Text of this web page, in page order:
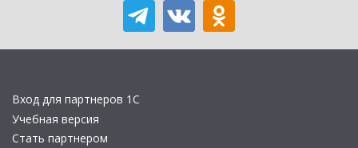
Вход для партнеров 1С
Учебная версия
Стать партнером